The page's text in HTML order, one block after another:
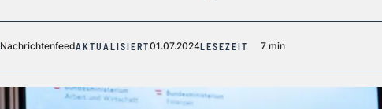
NachrichtenfeedAKTUALISIERT01.07.2024LESEZEIT 7 min